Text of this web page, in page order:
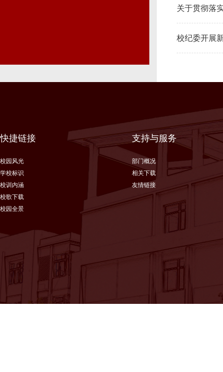
关于贯彻落
校纪委开展
快捷链接
校园风光
学校标识
校训内涵
校歌下载
校园全景
支持与服务
部门概况
相关下载
友情链接